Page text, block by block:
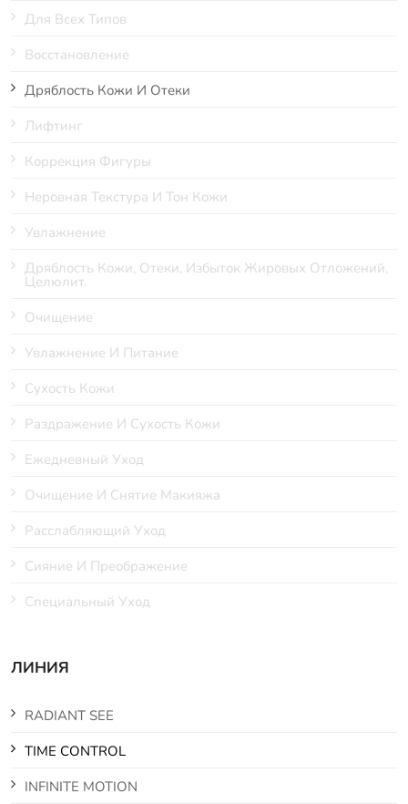
Для Всех Типов
Восстановление
Дряблость Кожи И Отеки
Лифтинг
Коррекция Фигуры
Неровная Текстура И Тон Кожи
Увлажнение
Дряблость Кожи, Отеки, Избыток Жировых Отложений,
Целюлит.
Очищение
Увлажнение И Питание
Сухость Кожи
Раздражение И Сухость Кожи
Ежедневный Уход
Очищение И Снятие Макияжа
Расслабляющий Уход
Сияние И Преображение
Специальный Уход
ЛИНИЯ
RADIANT SEE
TIME CONTROL
INFINITE MOTION